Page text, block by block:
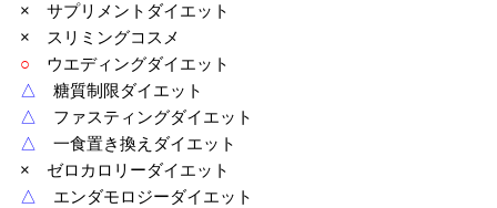
× サプリメントダイエット
× スリミングコスメ
○ ウエディングダイエット
△
糖質制限ダイエット
△
ファスティングダイエット
△
一食置き換えダイエット
× ゼロカロリーダイエット
△
エンダモロジーダイエット